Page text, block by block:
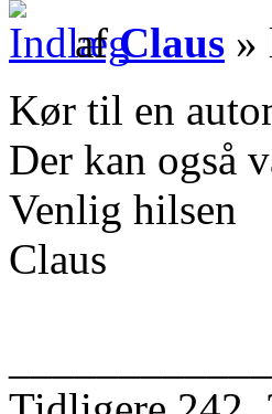
afClaus »
Kør til en
Der kan også
Venlig hilsen
Claus